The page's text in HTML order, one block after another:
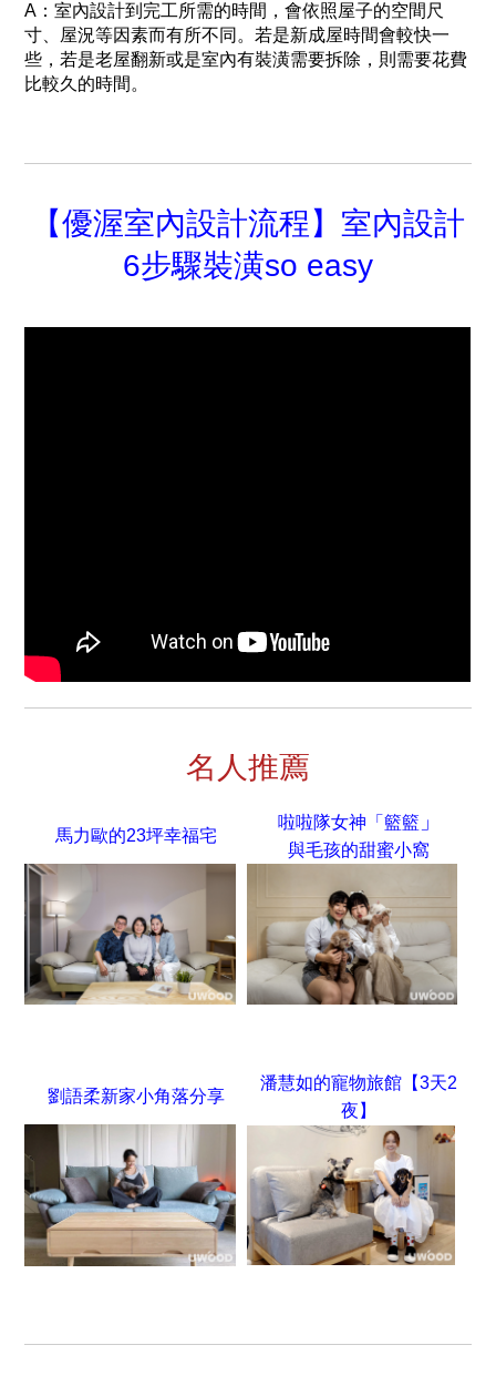
A：室內設計到完工所需的時間，會依照屋子的空間尺
寸、屋況等因素而有所不同。若是新成屋時間會較快一
些，若是老屋翻新或是室內有裝潢需要拆除，則需要花費
比較久的時間。
【優渥室內設計流程】室內設計
6步驟裝潢so easy
名人推薦
馬力歐的23坪幸福宅
啦啦隊女神「籃籃 」
與毛孩的甜蜜小窩
劉語柔新家小角落分享
潘慧如的寵物旅館【3天2
夜】